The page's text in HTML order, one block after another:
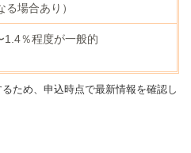
る場合あり）
1.4％程度が一般的
ため、申込時点で最新情報を確認し